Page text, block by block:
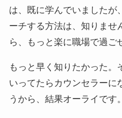
は、既に学んでいましたが
ーチする方法は、知りませ
ら、もっと楽に職場で過
もっと早く知りたかった。
いってたらカウンセラーに
うから、結果オーライです。